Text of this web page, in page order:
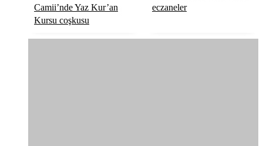
Camii’nde Yaz Kur’an
Kursu coşkusu
eczaneler